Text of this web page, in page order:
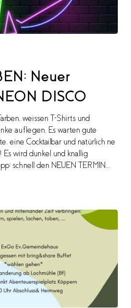
Neuer
DISCO
weissen T-Shirts und
auflegen. Es warten gute
eine Cocktailbar und natürlich ne
Es wird dunkel und knallig
schnell den NEUEN TERMIN…